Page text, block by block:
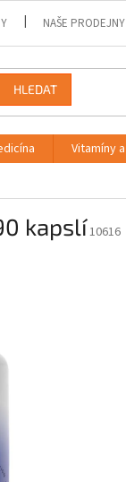
NAŠE PRODEJNY
HLEDAT
Vitamíny
kapslí10616